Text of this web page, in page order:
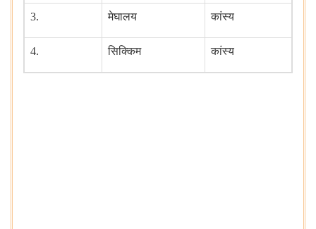
3. मेघालय कांस्य
4. सिक्किम कांस्य